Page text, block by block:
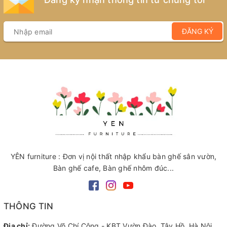
ĐĂNG KÝ
YÊN furniture : Đơn vị nội thất nhập khẩu bàn ghế sân vườn,
Bàn ghế cafe, Bàn ghế nhôm đúc...
THÔNG TIN